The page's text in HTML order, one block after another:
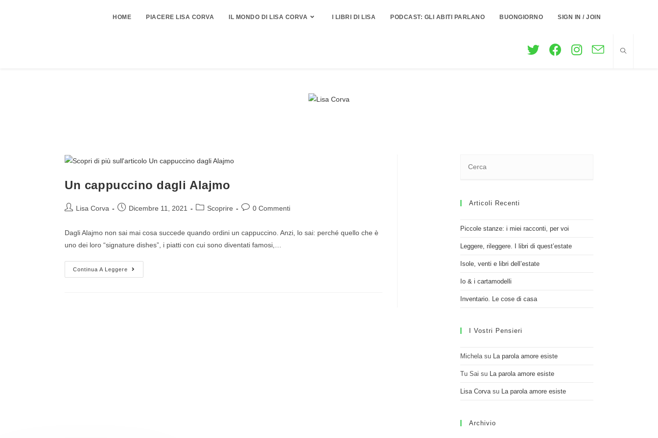
HOME PIACERE LISA CORVA IL MONDO DI LISA CORVA I LIBRI DI LISA PODCAST: GLI ABITI PARLANO BUONGIORNO SIGN IN / JOIN
Un cappuccino dagli Alajmo
Lisa Corva Dicembre 11, 2021 Scoprire 0 Commenti
Dagli Alajmo non sai mai cosa succede quando ordini un cappuccino. Anzi, lo sai: perché quello che è
uno dei loro “signature dishes”, i piatti con cui sono diventati famosi,…
Continua A Leggere
Articoli Recenti
Piccole stanze: i miei racconti, per voi
Leggere, rileggere. I libri di quest’estate
Isole, venti e libri dell’estate
Io & i cartamodelli
Inventario. Le cose di casa
I Vostri Pensieri
Michelasu La parola amore esiste
Tu Sai su La parola amore esiste
Lisa Corvasu La parola amore esiste
Archivio